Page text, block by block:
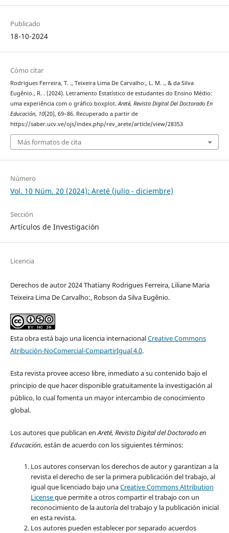
Publicado
18-10-2024
Cómo citar
Rodrigues Ferreira, T. ., Teixeira Lima De Carvalho:, L. M. ., & da Silva
Eugênio., R. . (2024). Letramento Estatístico de estudantes do Ensino Médio:
uma experiência com o gráfico boxplot. Areté, Revista Digital Del Doctorado En
Educación, 10(20), 69–86. Recuperado a partir de
https://saber.ucv.ve/ojs/index.php/rev_arete/article/view/28353
Más formatos de cita
Número
Vol. 10 Núm. 20 (2024): Areté (julio - diciembre)
Sección
Artículos de Investigación
Licencia
Derechos de autor 2024 Thatiany Rodrigues Ferreira, Liliane Maria
Teixeira Lima De Carvalho:, Robson da Silva Eugênio.
Esta obra está bajo una licencia internacionalCreative Commons
Atribución-NoComercial-CompartirIgual 4.0.
Esta revista provee acceso libre, inmediato a su contenido bajo el
principio de que hacer disponible gratuitamente la investigación al
público, lo cual fomenta un mayor intercambio de conocimiento
global.
Los autores que publican enAreté, Revista Digital del Doctorado en
Educación, están de acuerdo con los siguientes términos:
Los autores conservan los derechos de autor y garantizan a la
revista el derecho de ser la primera publicación del trabajo, al
igual que licenciado bajo unaCreative Commons Attribution
Licenseque permite a otros compartir el trabajo con un
reconocimiento de la autoría del trabajo y la publicación inicial
en esta revista.
Los autores pueden establecer por separado acuerdos